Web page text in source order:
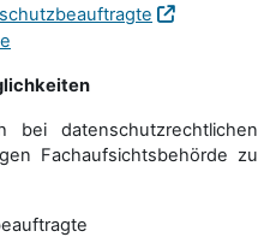
datenschutzrechtlichen
Fachauf­sichts­behörde zu